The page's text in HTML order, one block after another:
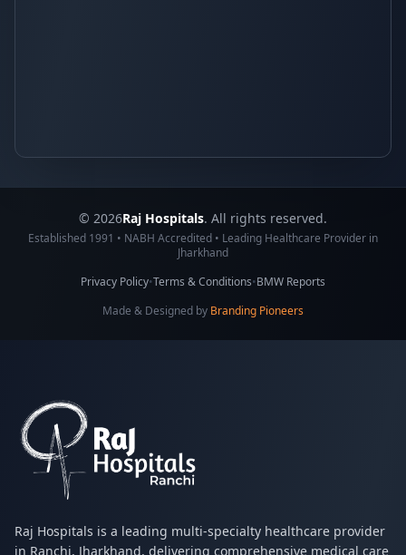
© 2026Raj Hospitals. All rights reserved.
Established 1991 • NABH Accredited • Leading Healthcare Provider in
Jharkhand
Privacy Policy•Terms & Conditions•BMW Reports
Made & Designed by Branding Pioneers
Raj Hospitals is a leading multi-specialty healthcare provider
in Ranchi, Jharkhand, delivering comprehensive medical care